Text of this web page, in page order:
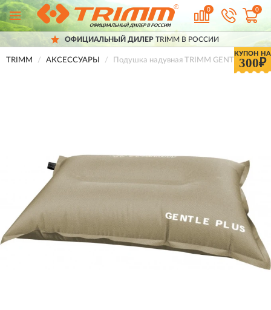
0 0
ОФИЦИАЛЬНЫЙ ДИЛЕР TRIMM В РОССИИ
КУПОН НА
300₽
TRIMM АКСЕССУАРЫ Подушка надувная TRIMM GENTLE,